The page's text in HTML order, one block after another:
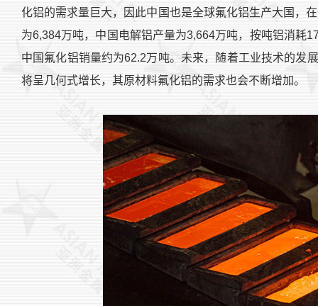
化铝的需求量巨大，因此中国也是全球氟化铝生产大国，
为6,384万吨，中国电解铝产量为3,664万吨，按吨铝消耗
中国氟化铝销量约为62.2万吨。未来，随着工业技术的发
将呈几何式增长，其原材料氟化铝的需求也会不断增加。